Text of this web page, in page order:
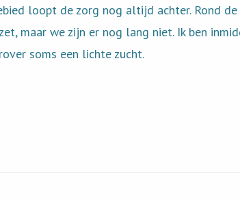
loopt de zorg nog altijd achter. Rond
maar we zijn er nog lang niet. Ik ben
soms een lichte zucht.